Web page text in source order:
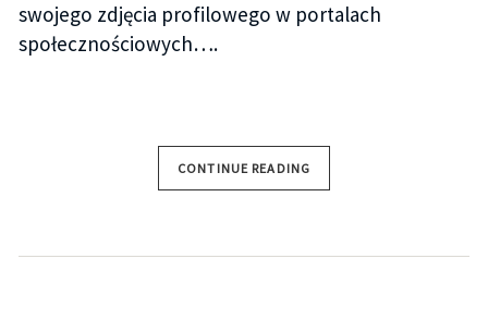
swojego zdjęcia profilowego w portalach
społecznościowych….
CONTINUE READING